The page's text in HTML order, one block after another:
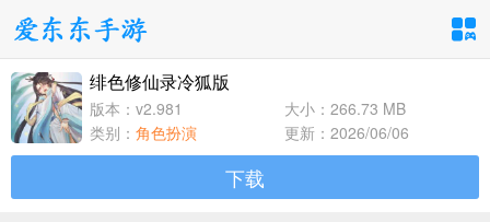
手游分类
卡牌回合
1百+款手游
绯色修仙录冷狐版
版本：v2.981
大小：266.73 MB
类别： 角色扮演 更新：2026/06/06
下载